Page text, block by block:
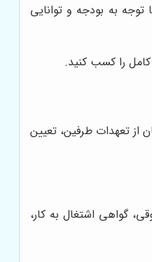
به بودجه و توانایی
را کسب کنید.
از تعهدات طرفین، تعیین
گواهی اشتغال به کار،